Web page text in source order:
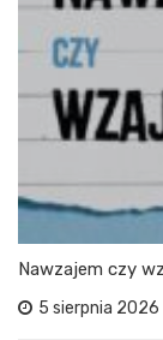
Nawzajem czy
5 sierpnia 2026